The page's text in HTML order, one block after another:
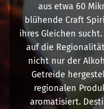
aus etwa 60
blühende Craft
ihres Gleichen
auf die
nicht nur der
Getreide
regionalen
aromatisiert.